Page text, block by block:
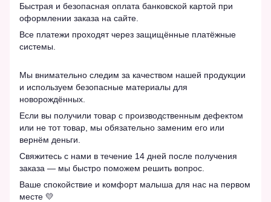
Быстрая и безопасная оплата банковской картой при
оформлении заказа на сайте.
Все платежи проходят через защищённые платёжные
системы.
Мы внимательно следим за качеством нашей продукции
и используем безопасные материалы для
новорождённых.
Если вы получили товар с производственным дефектом
или не тот товар, мы обязательно заменим его или
вернём деньги.
Свяжитесь с нами в течение 14 дней после получения
заказа — мы быстро поможем решить вопрос.
Ваше спокойствие и комфорт малыша для нас на первом
месте 💛